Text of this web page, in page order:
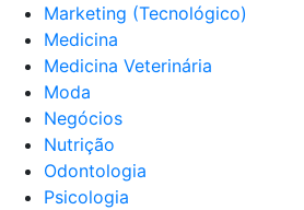
Marketing (Tecnológico)
Medicina
Medicina Veterinária
Moda
Negócios
Nutrição
Odontologia
Psicologia